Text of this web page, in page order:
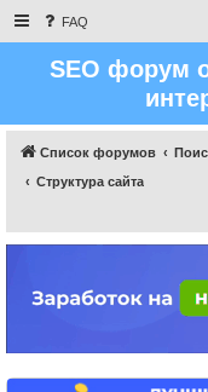
FAQ
SEO форум
Список форумов
Структура сайта